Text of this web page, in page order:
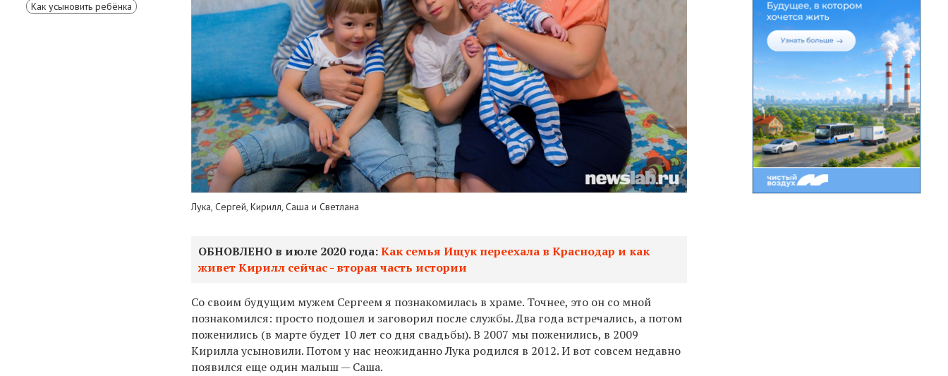
Как усыновить ребёнка
Лука, Сергей, Кирилл, Саша и Светлана
ОБНОВЛЕНО в июле 2020 года:Как семья Ищук переехала в Краснодар и как
живет Кирилл сейчас - вторая часть истории
Со своим будущим мужем Сергеем я познакомилась в храме. Точнее, это он со мной
познакомился: просто подошел и заговорил после службы. Два года встречались, а потом
поженились (в марте будет 10 лет со дня свадьбы). В 2007 мы поженились, в 2009
Кирилла усыновили. Потом у нас неожиданно Лука родился в 2012. И вот совсем недавно
появился еще один малыш — Саша.